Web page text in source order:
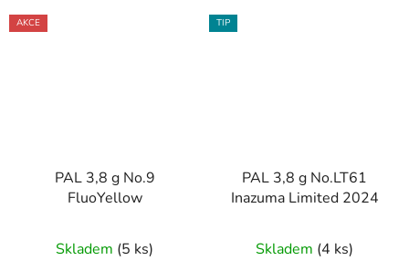
AKCE
PAL 3,8 g No.9
FluoYellow
Skladem (5 ks)
TIP
PAL 3,8 g No.LT61
Inazuma Limited 2024
Skladem (4 ks)